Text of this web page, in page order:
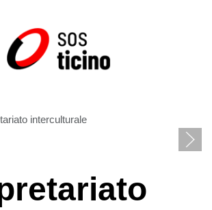
interculturale